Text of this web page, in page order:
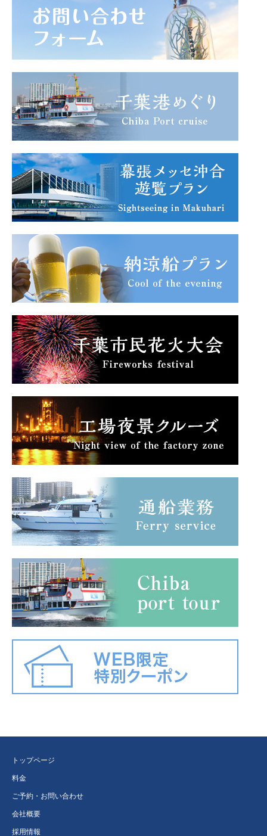
トップページ
料金
ご予約・お問い合わせ
会社概要
採用情報